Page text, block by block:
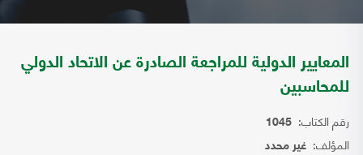
المعايير الدولية للمراجعة الصادرة عن الاتحاد الدولي
للمحاسبين
رقم الكتاب: 1045
المؤلف: غير محدد